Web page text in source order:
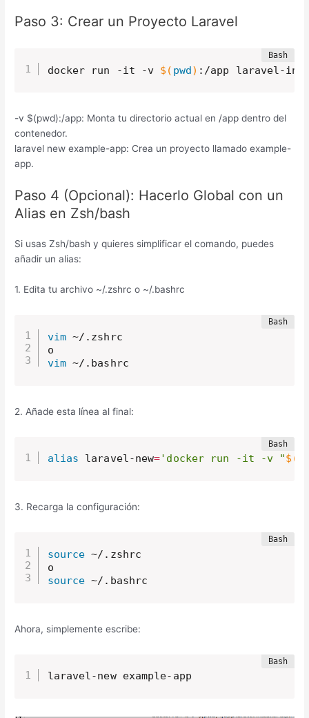
Paso 3: Crear un Proyecto Laravel
docker run -it -v $( pwd) :/app laravel-
-v $(pwd):/app: Monta tu directorio actual en /app dentro del
contenedor.
laravel new example-app: Crea un proyecto llamado example-
app.
Paso 4 (Opcional): Hacerlo Global con un
Alias en Zsh/bash
Si usas Zsh/bash y quieres simplificar el comando, puedes
añadir un alias:
1. Edita tu archivo ~/.zshrc o ~/.bashrc
vim ~/.zshrc
vim ~/.bashrc
2. Añade esta línea al final:
alias laravel-new='docker run -it -v "$(
3. Recarga la configuración:
source ~/.zshrc
source ~/.bashrc
Ahora, simplemente escribe:
laravel-new example-app